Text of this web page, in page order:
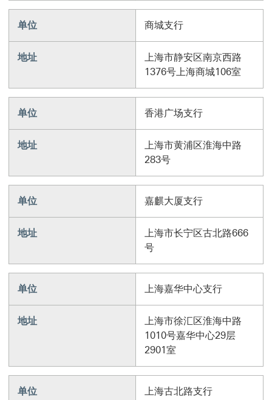
单位 商城支行
地址
上海市静安区南京西路
1376号上海商城106室
单位 香港广场支行
地址
上海市黄浦区淮海中路
283号
单位 嘉麒大厦支行
地址
上海市长宁区古北路666
号
单位 上海嘉华中心支行
地址
上海市徐汇区淮海中路
1010号嘉华中心29层
2901室
单位 上海古北路支行